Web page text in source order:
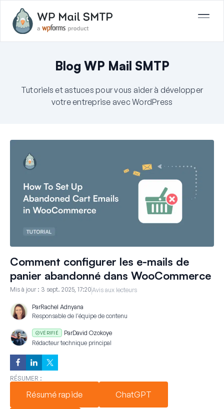
Blog WP Mail SMTP
Tutoriels et astuces pour vous aider à développer
votre entreprise avec WordPress
Comment configurer les e-mails de
panier abandonné dans WooCommerce
Mis à jour : 3 sept. 2025, 17:20 Avis aux lecteurs
ParRachel Adnyana
Responsable de l'équipe de contenu
VÉRIFIÉ ParDavid Ozokoye
Rédacteur technique principal
RÉSUMER :
Résumé rapide ChatGPT